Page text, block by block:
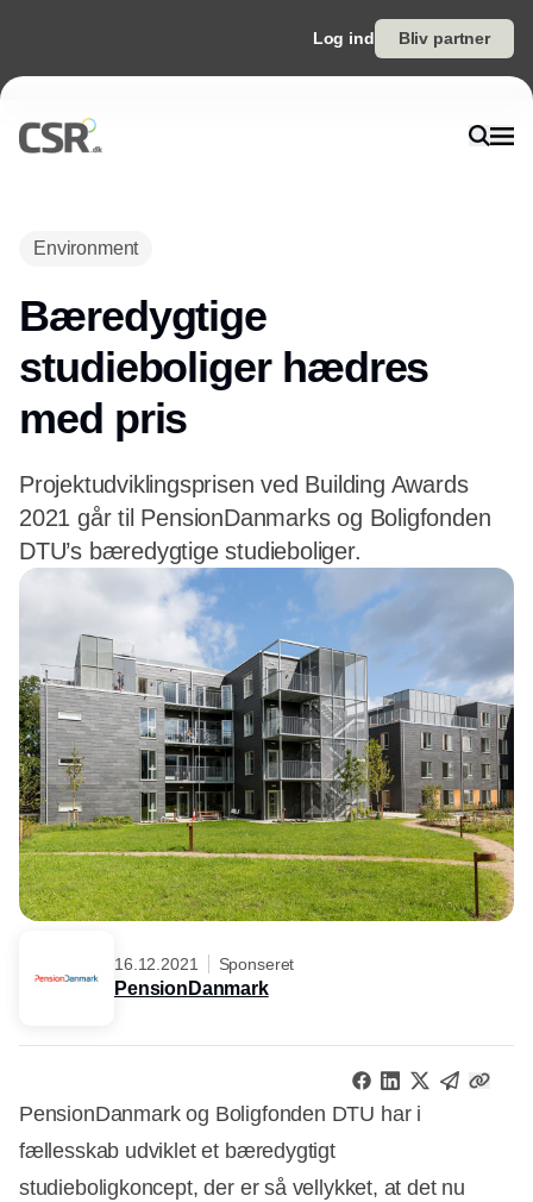
Log ind Bliv partner
Environment
Bæredygtige
studieboliger hædres
med pris
Projektudviklingsprisen ved Building Awards
2021 går til PensionDanmarks og Boligfonden
DTU’s bæredygtige studieboliger.
16.12.2021 Sponseret
PensionDanmark
PensionDanmark og Boligfonden DTU har i
fællesskab udviklet et bæredygtigt
studieboligkoncept, der er så vellykket, at det nu